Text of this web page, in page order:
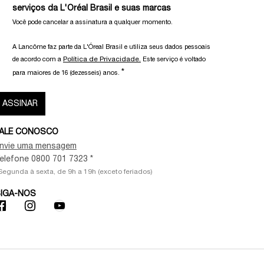
serviços da L'Oréal Brasil e suas marcas
Você pode cancelar a assinatura a qualquer momento.​
A Lancôme faz parte da L'Óreal Brasil e utiliza seus dados pessoais
de acordo com a Política de Privacidade. Este serviço é voltado
para maiores de 16 (dezesseis) anos. *
ASSINAR
CONOSCO
uma mensagem
0800 701 7323 *
à sexta, de 9h a 19h (exceto feriados)
NOS